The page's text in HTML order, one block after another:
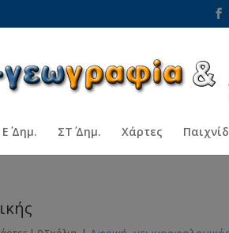
Ε΄ Δημ. ΣΤ΄ Δημ. Χάρτες